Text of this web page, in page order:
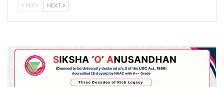
PREV NEXT